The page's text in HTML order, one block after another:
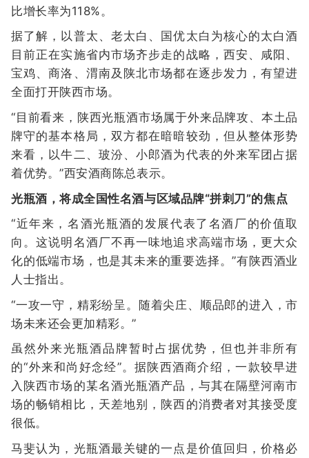
比增长率为118%。
据了解，以普太、老太白、国优太白为核心的太白酒
目前正在实施省内市场齐步走的战略，西安、咸阳、
宝鸡、商洛、渭南及陕北市场都在逐步发力，有望进
全面打开陕西市场。
“目前看来，陕西光瓶酒市场属于外来品牌攻、本土品
牌守的基本格局，双方都在暗暗较劲，但从整体形势
来看，以牛二、玻汾、小郎酒为代表的外来军团占据
着优势。”西安酒商陈总表示。
光瓶酒，将成全国性名酒与区域品牌“拼刺刀”的焦点
“近年来，名酒光瓶酒的发展代表了名酒厂的价值取
向。这说明名酒厂不再一味地追求高端市场，更大众
化的低端市场，也是其未来的重要选择。”有陕西酒业
人士指出。
“一攻一守，精彩纷呈。随着尖庄、顺品郎的进入，市
场未来还会更加精彩。”
虽然外来光瓶酒品牌暂时占据优势，但也并非所有
的“外来和尚好念经”。据陕西酒商介绍，一款较早进
入陕西市场的某名酒光瓶酒产品，与其在隔壁河南市
场的畅销相比，天差地别，陕西的消费者对其接受度
很低。
马斐认为，光瓶酒最关键的一点是价值回归，价格必